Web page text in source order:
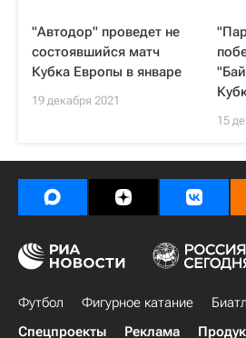
"Автодор" проведет не
состоявшийся матч
Кубка Европы в январе
19 декабря 2021
15
Футбол Фигурное катание
Спецпроекты
Реклама